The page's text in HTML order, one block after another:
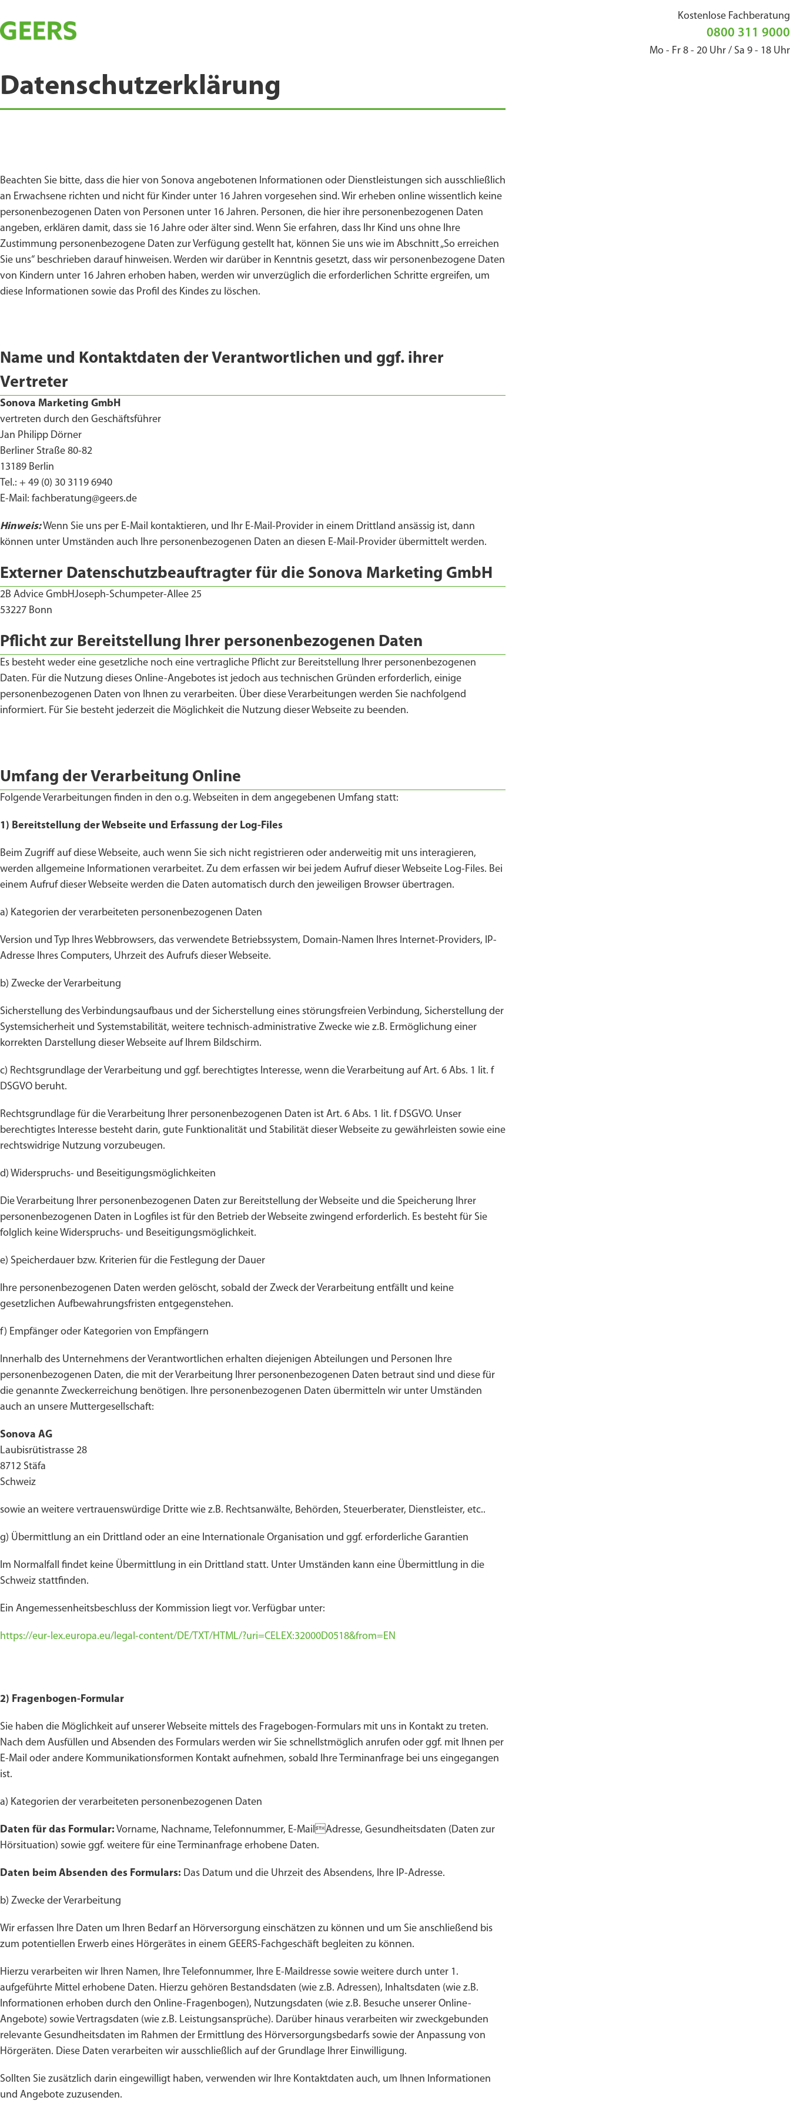
Kostenlose Fachberatung
0800 311 9000
Mo - Fr 8 - 20 Uhr / Sa 9 - 18 Uhr
Datenschutz­erklärung
Beachten Sie bitte, dass die hier von Sonova angebotenen Informationen oder Dienstleistungen sich ausschließlich
an Erwachsene richten und nicht für Kinder unter 16 Jahren vorgesehen sind. Wir erheben online wissentlich keine
personenbezogenen Daten von Personen unter 16 Jahren. Personen, die hier ihre personenbezogenen Daten
angeben, erklären damit, dass sie 16 Jahre oder älter sind. Wenn Sie erfahren, dass Ihr Kind uns ohne Ihre
Zustimmung personenbezogene Daten zur Verfügung gestellt hat, können Sie uns wie im Abschnitt „So erreichen
Sie uns“ beschrieben darauf hinweisen. Werden wir darüber in Kenntnis gesetzt, dass wir personenbezogene Daten
von Kindern unter 16 Jahren erhoben haben, werden wir unverzüglich die erforderlichen Schritte ergreifen, um
diese Informationen sowie das Profil des Kindes zu löschen.
Name und Kontaktdaten der Verantwortlichen und ggf. ihrer
Vertreter
Sonova Marketing GmbH
vertreten durch den Geschäftsführer
Jan Philipp Dörner
Berliner Straße 80-82
13189 Berlin
Tel.: + 49 (0) 30 3119 6940
E-Mail: fachberatung@geers.de
Hinweis:Wenn Sie uns per E-Mail kontaktieren, und Ihr E-Mail-Provider in einem Drittland ansässig ist, dann
können unter Umständen auch Ihre personenbezogenen Daten an diesen E-Mail-Provider übermittelt werden.
Externer Datenschutzbeauftragter für die Sonova Marketing GmbH
2B Advice GmbHJoseph-Schumpeter-Allee 25
53227 Bonn
Pflicht zur Bereitstellung Ihrer personenbezogenen Daten
Es besteht weder eine gesetzliche noch eine vertragliche Pflicht zur Bereitstellung Ihrer personenbezogenen
Daten. Für die Nutzung dieses Online-Angebotes ist jedoch aus technischen Gründen erforderlich, einige
personenbezogenen Daten von Ihnen zu verarbeiten. Über diese Verarbeitungen werden Sie nachfolgend
informiert. Für Sie besteht jederzeit die Möglichkeit die Nutzung dieser Webseite zu beenden.
Umfang der Verarbeitung Online
Folgende Verarbeitungen finden in den o.g. Webseiten in dem angegebenen Umfang statt:
1) Bereitstellung der Webseite und Erfassung der Log-Files
Beim Zugriff auf diese Webseite, auch wenn Sie sich nicht registrieren oder anderweitig mit uns interagieren,
werden allgemeine Informationen verarbeitet. Zu dem erfassen wir bei jedem Aufruf dieser Webseite Log-Files. Bei
einem Aufruf dieser Webseite werden die Daten automatisch durch den jeweiligen Browser übertragen.
a) Kategorien der verarbeiteten personenbezogenen Daten
Version und Typ Ihres Webbrowsers, das verwendete Betriebssystem, Domain-Namen Ihres Internet-Providers, IP-
Adresse Ihres Computers, Uhrzeit des Aufrufs dieser Webseite.
b) Zwecke der Verarbeitung
Sicherstellung des Verbindungsaufbaus und der Sicherstellung eines störungsfreien Verbindung, Sicherstellung der
Systemsicherheit und Systemstabilität, weitere technisch-administrative Zwecke wie z.B. Ermöglichung einer
korrekten Darstellung dieser Webseite auf Ihrem Bildschirm.
c) Rechtsgrundlage der Verarbeitung und ggf. berechtigtes Interesse, wenn die Verarbeitung auf Art. 6 Abs. 1 lit. f
DSGVO beruht.
Rechtsgrundlage für die Verarbeitung Ihrer personenbezogenen Daten ist Art. 6 Abs. 1 lit. f DSGVO. Unser
berechtigtes Interesse besteht darin, gute Funktionalität und Stabilität dieser Webseite zu gewährleisten sowie eine
rechtswidrige Nutzung vorzubeugen.
d) Widerspruchs- und Beseitigungsmöglichkeiten
Die Verarbeitung Ihrer personenbezogenen Daten zur Bereitstellung der Webseite und die Speicherung Ihrer
personenbezogenen Daten in Logfiles ist für den Betrieb der Webseite zwingend erforderlich. Es besteht für Sie
folglich keine Widerspruchs- und Beseitigungsmöglichkeit.
e) Speicherdauer bzw. Kriterien für die Festlegung der Dauer
Ihre personenbezogenen Daten werden gelöscht, sobald der Zweck der Verarbeitung entfällt und keine
gesetzlichen Aufbewahrungsfristen entgegenstehen.
f) Empfänger oder Kategorien von Empfängern
Innerhalb des Unternehmens der Verantwortlichen erhalten diejenigen Abteilungen und Personen Ihre
personenbezogenen Daten, die mit der Verarbeitung Ihrer personenbezogenen Daten betraut sind und diese für
die genannte Zweckerreichung benötigen. Ihre personenbezogenen Daten übermitteln wir unter Umständen
auch an unsere Muttergesellschaft:
Sonova AG
Laubisrütistrasse 28
8712 Stäfa
Schweiz
sowie an weitere vertrauenswürdige Dritte wie z.B. Rechtsanwälte, Behörden, Steuerberater, Dienstleister, etc..
g) Übermittlung an ein Drittland oder an eine Internationale Organisation und ggf. erforderliche Garantien
Im Normalfall findet keine Übermittlung in ein Drittland statt. Unter Umständen kann eine Übermittlung in die
Schweiz stattfinden.
Ein Angemessenheitsbeschluss der Kommission liegt vor. Verfügbar unter:
https://eur-lex.europa.eu/legal-content/DE/TXT/HTML/?uri=CELEX:32000D0518&from=EN
2) Fragenbogen-Formular
Sie haben die Möglichkeit auf unserer Webseite mittels des Fragebogen-Formulars mit uns in Kontakt zu treten.
Nach dem Ausfüllen und Absenden des Formulars werden wir Sie schnellstmöglich anrufen oder ggf. mit Ihnen per
E-Mail oder andere Kommunikationsformen Kontakt aufnehmen, sobald Ihre Terminanfrage bei uns eingegangen
ist.
a) Kategorien der verarbeiteten personenbezogenen Daten
Daten für das Formular: Vorname, Nachname, Telefonnummer, E-MailAdresse, Gesundheitsdaten (Daten zur
Hörsituation) sowie ggf. weitere für eine Terminanfrage erhobene Daten.
Daten beim Absenden des Formulars: Das Datum und die Uhrzeit des Absendens, Ihre IP-Adresse.
b) Zwecke der Verarbeitung
Wir erfassen Ihre Daten um Ihren Bedarf an Hörversorgung einschätzen zu können und um Sie anschließend bis
zum potentiellen Erwerb eines Hörgerätes in einem GEERS-Fachgeschäft begleiten zu können.
Hierzu verarbeiten wir Ihren Namen, Ihre Telefonnummer, Ihre E-Maildresse sowie weitere durch unter 1.
aufgeführte Mittel erhobene Daten. Hierzu gehören Bestandsdaten (wie z.B. Adressen), Inhaltsdaten (wie z.B.
Informationen erhoben durch den Online-Fragenbogen), Nutzungsdaten (wie z.B. Besuche unserer Online-
Angebote) sowie Vertragsdaten (wie z.B. Leistungsansprüche). Darüber hinaus verarbeiten wir zweckgebunden
relevante Gesundheitsdaten im Rahmen der Ermittlung des Hörversorgungsbedarfs sowie der Anpassung von
Hörgeräten. Diese Daten verarbeiten wir ausschließlich auf der Grundlage Ihrer Einwilligung.
Sollten Sie zusätzlich darin eingewilligt haben, verwenden wir Ihre Kontaktdaten auch, um Ihnen Informationen
und Angebote zuzusenden.